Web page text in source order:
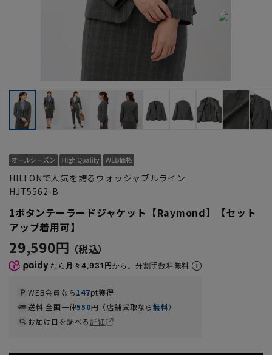
HILTONで人気を誇るウォッシャブルライン
HJT5562-B
1ボタンテーラードジャケット【Raymond】【セット
アップ着用可】
29,590円
なら 月々4,931円から。分割手数料無料
WEB会員なら147pt獲得
送料 全国一律550円（店舗受取なら無料）
お届け日を調べる詳細